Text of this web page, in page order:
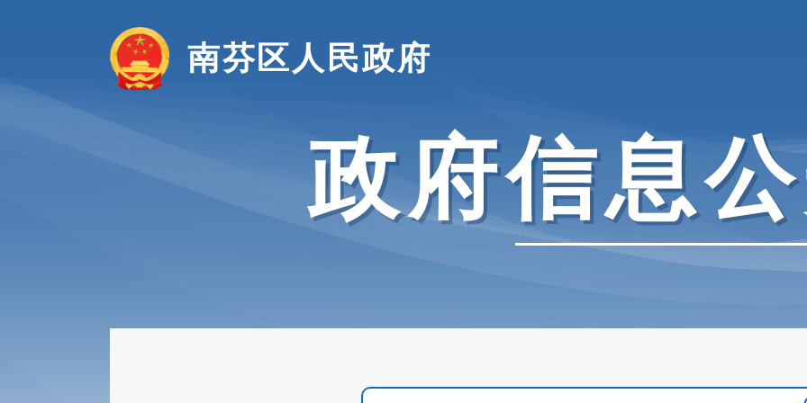
南芬区人民政府
政府信息